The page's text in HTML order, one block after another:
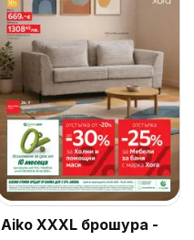
Aiko XXXL брошура -